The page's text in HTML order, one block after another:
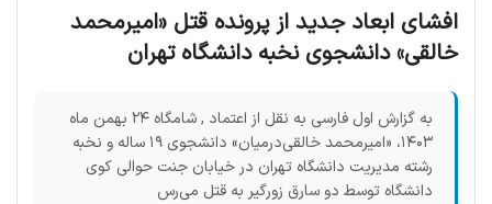
افشای ابعاد جديد از پرونده قتل «اميرمحمد
خالقی» دانشجوی نخبه‌ دانشگاه تهران
به گزارش اول فارسی به نقل از اعتماد , شامگاه ۲۴ بهمن ماه
۱۴۰۳، «امیرمحمد خالقی‌درمیان» دانشجوی ۱۹ ساله و نخبه
رشته مدیریت دانشگاه تهران در خیابان جنت حوالی كوی
دانشگاه توسط دو سارق زورگیر به قتل می‌رس